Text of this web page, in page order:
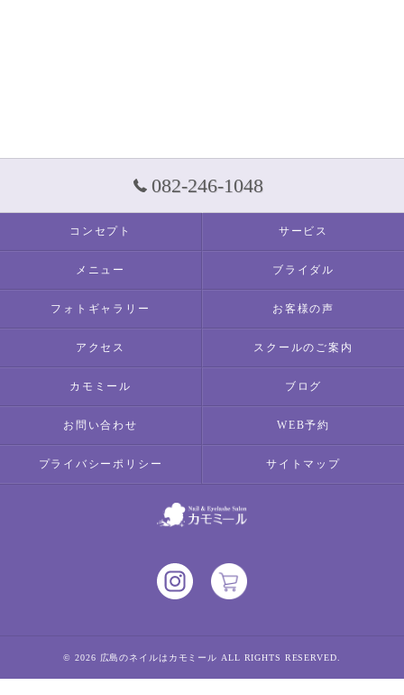
082-246-1048
コンセプト サービス
メニュー ブライダル
フォトギャラリー お客様の声
アクセス スクールのご案内
カモミール ブログ
お問い合わせ WEB予約
プライバシーポリシー サイトマップ
© 2026 広島のネイルはカモミール ALL RIGHTS RESERVED.